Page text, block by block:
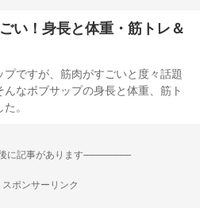
い！身長と体重・筋トレ＆
ですが、筋肉がすごいと度々話題
なボブサップの身長と体重、筋ト
。
に記事があります--------------------
ポンサーリンク